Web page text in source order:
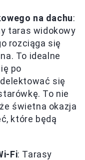
na dachu:
taras widokowy
rozciąga się
To idealne
po
się
To nie
świetna okazja
które będą
Fi: Tarasy